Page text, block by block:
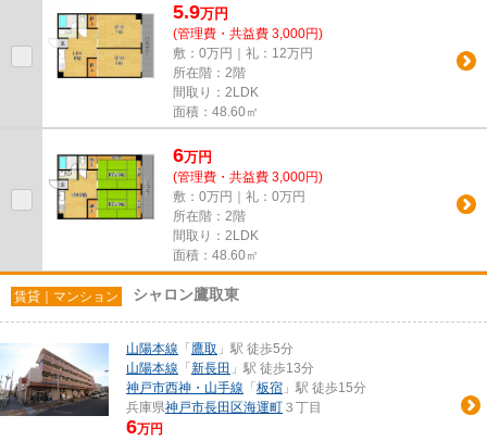
5.9万円
(管理費・共益費 3,000円)
敷：0万円｜礼：12万円
所在階：2階
間取り：2LDK
面積：48.60㎡
6万円
(管理費・共益費 3,000円)
敷：0万円｜礼：0万円
所在階：2階
間取り：2LDK
面積：48.60㎡
賃貸｜マンション シャロン鷹取東
山陽本線 「 鷹取 」駅 徒歩5分
山陽本線 「 新長田 」駅 徒歩13分
神戸市西神・山手線 「 板宿 」駅 徒歩15分
兵庫県神戸市長田区海運町 ３丁目
6万円